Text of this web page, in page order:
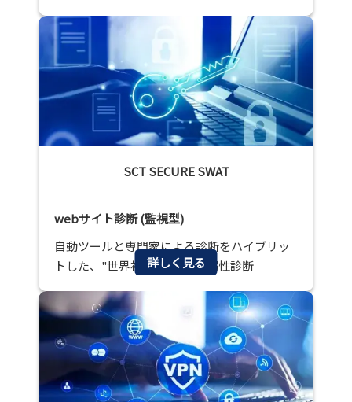
SCT SECURE SWAT
webサイト診断 (監視型)
自動ツールと専門家による診断をハイブリッ
トした、"世界初"の監視型脆弱性診断
詳しく見る